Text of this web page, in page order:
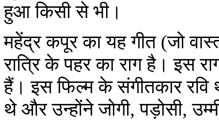
हुआ किसी से भी।
महेंद्र कपूर का यह गीत (जो
रात्रि के पहर का राग है। इस
हैं। इस फिल्म के संगीतकार रवि
थे और उन्होंने जोगी, पड़ोसी,